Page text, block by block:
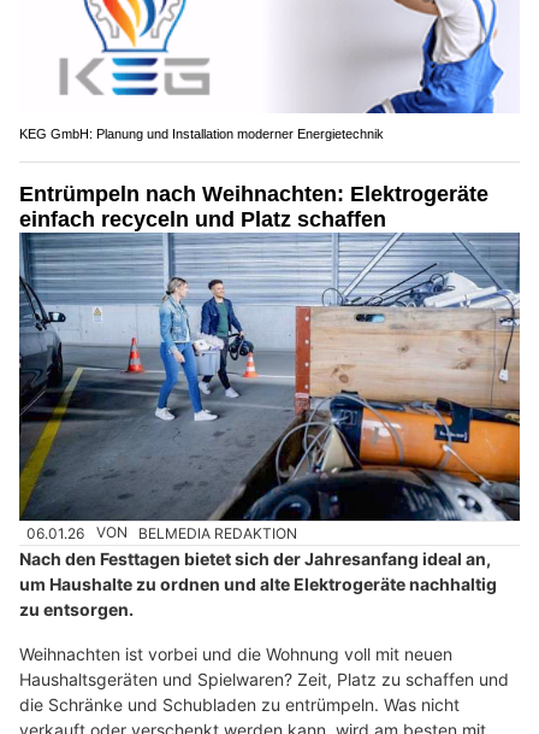
KEG GmbH: Planung und Installation moderner Energietechnik
Entrümpeln nach Weihnachten: Elektrogeräte
einfach recyceln und Platz schaffen
06.01.26 VON BELMEDIA REDAKTION
Nach den Festtagen bietet sich der Jahresanfang ideal an,
um Haushalte zu ordnen und alte Elektrogeräte nachhaltig
zu entsorgen.
Weihnachten ist vorbei und die Wohnung voll mit neuen
Haushaltsgeräten und Spielwaren? Zeit, Platz zu schaffen und
die Schränke und Schubladen zu entrümpeln. Was nicht
verkauft oder verschenkt werden kann, wird am besten mit